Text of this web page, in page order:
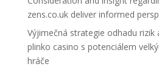
zens.co.uk deliver informed
Výjimečná strategie odhadu rizik
plinko casino s potenciálem
hráče